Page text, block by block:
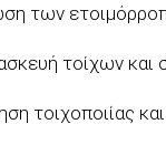
των
τοίχων και
τοιχοποιίας